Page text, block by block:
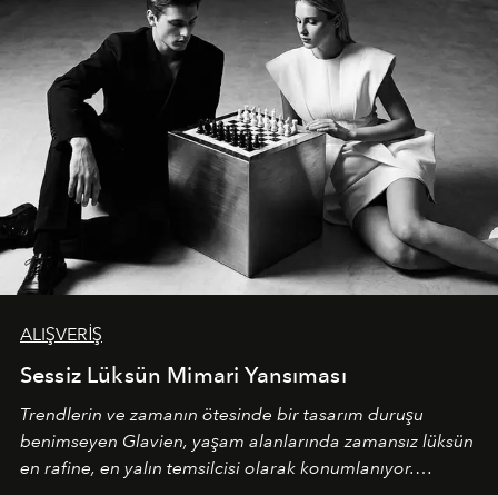
ALIŞVERİŞ
Sessiz Lüksün Mimari Yansıması
Trendlerin ve zamanın ötesinde bir tasarım duruşu
benimseyen Glavien, yaşam alanlarında zamansız lüksün
en rafine, en yalın temsilcisi olarak konumlanıyor.